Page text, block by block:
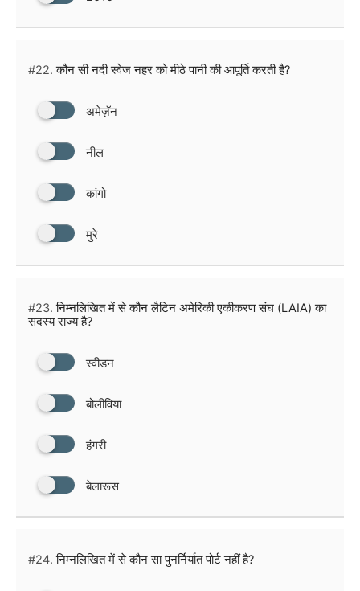
#22. कौन सी नदी स्वेज नहर को मीठे पानी की आपूर्ति करती है?
अमेज़ॅन
नील
कांगो
मुरे
#23. निम्नलिखित में से कौन लैटिन अमेरिकी एकीकरण संघ (LAIA) का
सदस्य राज्य है?
स्वीडन
बोलीविया
हंगरी
बेलारूस
#24. निम्नलिखित में से कौन सा पुनर्निर्यात पोर्ट नहीं है?